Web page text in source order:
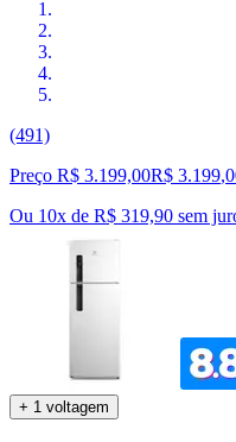
(491)
Preço R$ 3.199,00R$ 3.199,
Ou 10x de R$ 319,90 sem
+ 1 voltagem